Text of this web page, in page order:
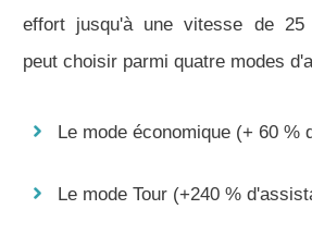
effort jusqu'à une vitesse de 25
peut choisir parmi quatre modes
Le mode économique (+ 60 %
Le mode Tour (+240 %